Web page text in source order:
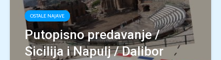
OSTALE NAJAVE
Putopisno predavanje /
Sicilija i Napulj / Dalibor